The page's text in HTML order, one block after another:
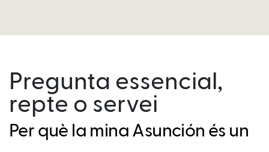
Pregunta essencial,
repte o servei
Per què la mina Asunción és un